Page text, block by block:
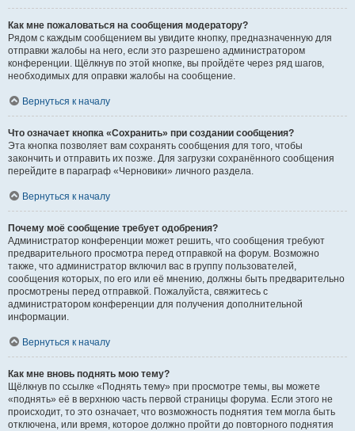
Как мне пожаловаться на сообщения модератору?
Рядом с каждым сообщением вы увидите кнопку, предназначенную для
отправки жалобы на него, если это разрешено администратором
конференции. Щёлкнув по этой кнопке, вы пройдёте через ряд шагов,
необходимых для оправки жалобы на сообщение.
Вернуться к началу
Что означает кнопка «Сохранить» при создании сообщения?
Эта кнопка позволяет вам сохранять сообщения для того, чтобы
закончить и отправить их позже. Для загрузки сохранённого сообщения
перейдите в параграф «Черновики» личного раздела.
Вернуться к началу
Почему моё сообщение требует одобрения?
Администратор конференции может решить, что сообщения требуют
предварительного просмотра перед отправкой на форум. Возможно
также, что администратор включил вас в группу пользователей,
сообщения которых, по его или её мнению, должны быть предварительно
просмотрены перед отправкой. Пожалуйста, свяжитесь с
администратором конференции для получения дополнительной
информации.
Вернуться к началу
Как мне вновь поднять мою тему?
Щёлкнув по ссылке «Поднять тему» при просмотре темы, вы можете
«поднять» её в верхнюю часть первой страницы форума. Если этого не
происходит, то это означает, что возможность поднятия тем могла быть
отключена, или время, которое должно пройти до повторного поднятия